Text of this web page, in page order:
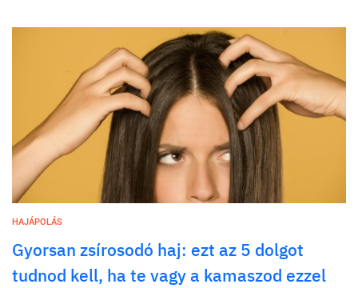
HAJÁPOLÁS
Gyorsan zsírosodó haj: ezt az 5 dolgot
tudnod kell, ha te vagy a kamaszod ezzel